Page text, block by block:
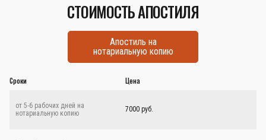
СТОИМОСТЬ АПОСТИЛЯ
Апостиль на
нотариальную копию
Сроки Цена
от 5-6 рабочих дней на
нотариальную копию
7000 руб.